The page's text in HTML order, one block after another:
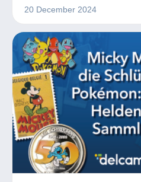
20 December 2024